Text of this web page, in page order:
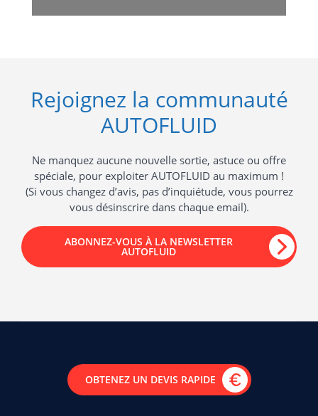
Rejoignez la communauté
AUTOFLUID
Ne manquez aucune nouvelle sortie, astuce ou offre
spéciale, pour exploiter AUTOFLUID au maximum !
(Si vous changez d’avis, pas d’inquiétude, vous pourrez
vous désinscrire dans chaque email).
ABONNEZ-VOUS À LA NEWSLETTER
AUTOFLUID
OBTENEZ UN DEVIS RAPIDE